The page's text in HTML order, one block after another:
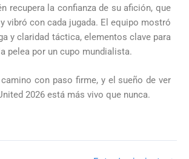
recupera la confianza de su afición, que
vibró con cada jugada. El equipo mostró
y claridad táctica, elementos clave para
pelea por un cupo mundialista.
camino con paso firme, y el sueño de ver
2026 está más vivo que nunca.